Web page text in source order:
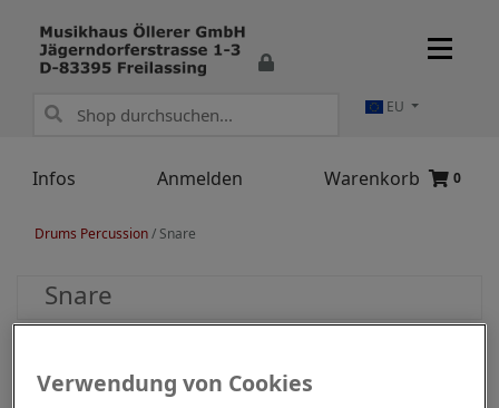
Infos Anmelden Warenkorb 0
EU
Drums Percussion/ Snare
Snare
Verwendung von Cookies